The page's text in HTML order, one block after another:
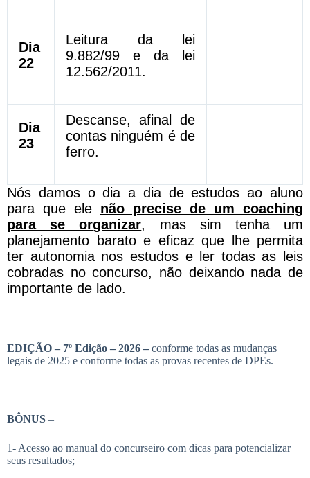
Dia
22
Leitura da lei
9.882/99 e da lei
12.562/2011.
Dia
23
Descanse, afinal de
contas ninguém é de
ferro.
Nós damos o dia a dia de estudos ao aluno
para que ele não precise de um coaching
para se organizar, mas sim tenha um
planejamento barato e eficaz que lhe permita
ter autonomia nos estudos e ler todas as leis
cobradas no concurso, não deixando nada de
importante de lado.
EDIÇÃO – 7º Edição – 2026 – conforme todas as mudanças
legais de 2025 e conforme todas as provas recentes de DPEs.
BÔNUS –
1- Acesso ao manual do concurseiro com dicas para potencializar
seus resultados;